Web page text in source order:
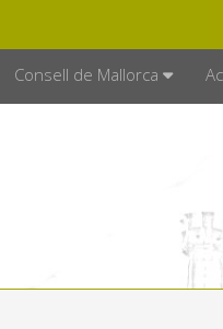
Consell de Mallorca